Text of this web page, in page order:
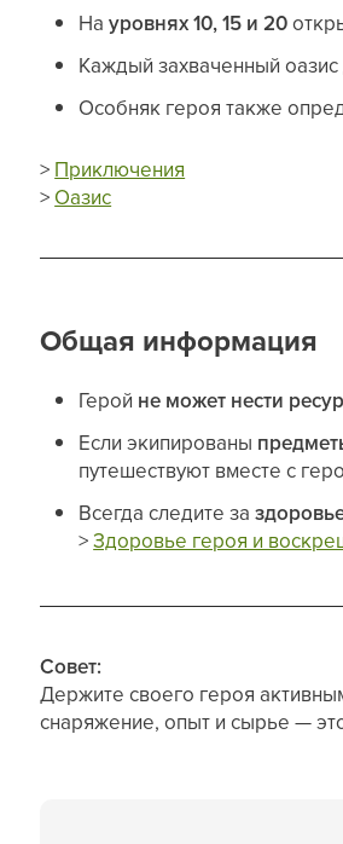
Науровнях 10, 15 и 20
Каждый захваченный
Особняк героя также
> Приключения
> Оазис
Общая информация
Герой не может нести
Если экипированы
путешествуют вместе с
Всегда следите за
>Здоровье героя и
Совет:
Держите своего героя
снаряжение, опыт и сырье —